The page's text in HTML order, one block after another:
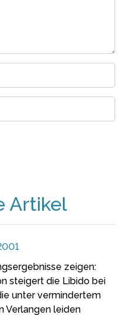
Artikel
zeigen:
steigert die Libido bei
unter vermindertem
Verlangen leiden